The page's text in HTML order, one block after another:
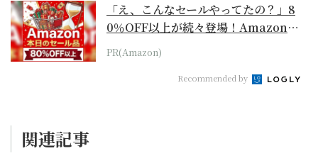
「え、こんなセールやってたの？」8
0％OFF以上が続々登場！Amazonの
本気が...
PR(Amazon)
Recommended by
関連記事